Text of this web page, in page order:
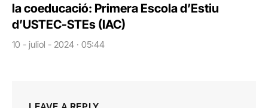
la coeducació: Primera Escola d’Estiu
d’USTEC-STEs (IAC)
10 - juliol - 2024 · 05:44